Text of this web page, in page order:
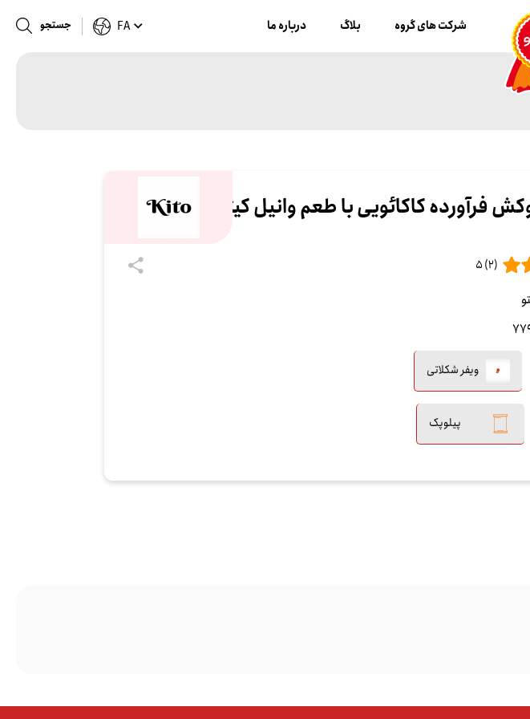
شرکت های گروه بلاگ درباره ما FA جستجو
فرآورده کاکائویی با طعم وانیل کیتو
(2) 5
ویفر شکلاتی
پیلوپک